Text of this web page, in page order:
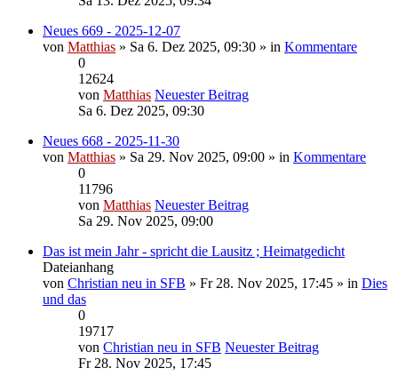
Neues 669 - 2025-12-07
von Matthias » Sa 6. Dez 2025, 09:30 » in Kommentare
0
12624
von Matthias Neuester Beitrag
Sa 6. Dez 2025, 09:30
Neues 668 - 2025-11-30
von Matthias » Sa 29. Nov 2025, 09:00 » in Kommentare
0
11796
von Matthias Neuester Beitrag
Sa 29. Nov 2025, 09:00
Das ist mein Jahr - spricht die Lausitz ; Heimatgedicht
Dateianhang
von Christian neu in SFB » Fr 28. Nov 2025, 17:45 » in Dies
und das
0
19717
von Christian neu in SFB Neuester Beitrag
Fr 28. Nov 2025, 17:45